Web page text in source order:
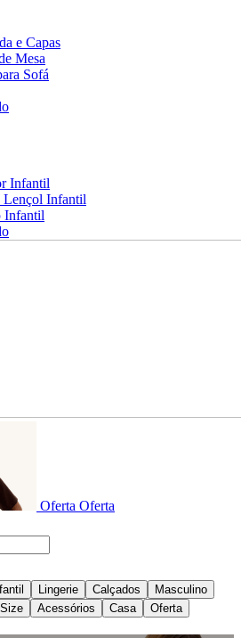
e Capas
Mesa
Sofá
Infantil
Lençol Infantil
Infantil
Oferta Oferta
Lingerie Calçados
Masculino
Acessórios Casa Oferta